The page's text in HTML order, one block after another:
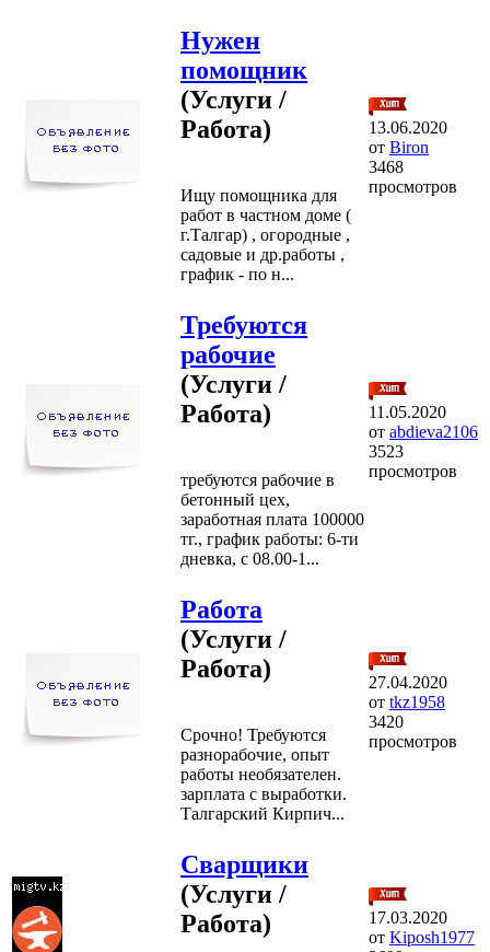
Нужен
помощник
(Услуги /
Работа)
Ищу помощника для
работ в частном доме (
г.Талгар) , огородные ,
садовые и др.работы ,
график - по н...
13.06.2020
от Biron
3468
просмотров
Требуются
рабочие
(Услуги /
Работа)
требуются рабочие в
бетонный цех,
заработная плата 100000
тг., график работы: 6-ти
дневка, с 08.00-1...
11.05.2020
от abdieva2106
3523
просмотров
Работа
(Услуги /
Работа)
Срочно! Требуются
разнорабочие, опыт
работы необязателен.
зарплата с выработки.
Талгарский Кирпич...
27.04.2020
от tkz1958
3420
просмотров
Сварщики
(Услуги /
Работа)
17.03.2020
от Kiposh1977